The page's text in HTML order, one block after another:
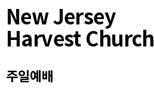
New Jersey
Harvest Church
주일예배